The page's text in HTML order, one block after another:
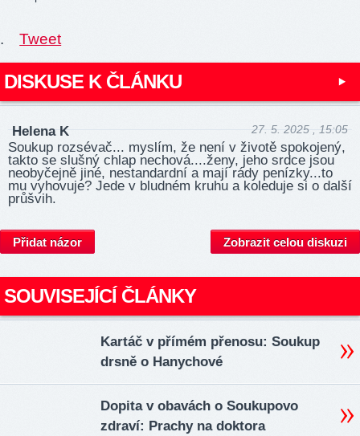
. Tweet
DISKUSE K ČLÁNKU
Helena K 27. 5. 2025 , 15:05
Soukup rozsévač... myslím, že není v životě spokojený,
takto se slušný chlap nechová....ženy, jeho srdce jsou
neobyčejně jiné, nestandardní a mají rády penízky...to
mu vyhovuje? Jede v bludném kruhu a koleduje si o další
průšvih.
Přidat názor Zobrazit celou diskuzi
SOUVISEJÍCÍ ČLÁNKY
Kartáč v přímém přenosu: Soukup
drsně o Hanychové
Dopita v obavách o Soukupovo
zdraví: Prachy na doktora